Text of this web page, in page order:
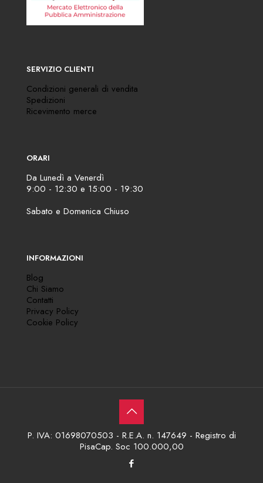
SERVIZIO CLIENTI
Condizioni generali di vendita
Spedizioni
Ricevimento merce
ORARI
Da Lunedì a Venerdì
9:00 - 12:30 e 15:00 - 19:30
Sabato e Domenica Chiuso
INFORMAZIONI
Blog
Chi Siamo
Contatti
Privacy Policy
Cookie Policy
P. IVA: 01698070503 - R.E.A. n. 147649 - Registro di
PisaCap. Soc 100.000,00